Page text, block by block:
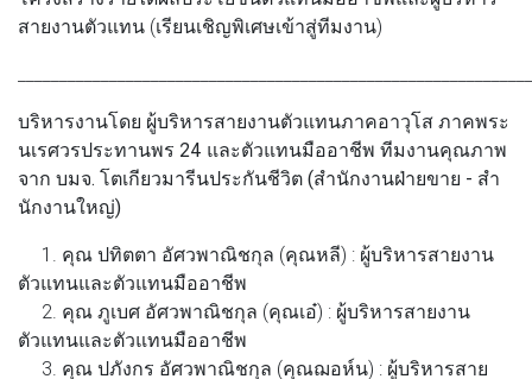
สายงานตัวแทน (เรียนเชิญพิเศษเข้าสู่ทีมงาน)
บริหารงานโดย ผู้บริหารสายงานตัวแทนภาคอาวุโส ภาคพระ
นเรศวรประทานพร 24 และตัวแทนมืออาชีพ ทีมงานคุณภาพ
จาก บมจ. โตเกียวมารีนประกันชีวิต (สํานักงานฝ่ายขาย - สํา
นักงานใหญ่)
1. คุณ ปทิตตา อัศวพาณิชกุล (คุณหลี) : ผู้บริหารสายงาน
ตัวแทนและตัวแทนมืออาชีพ
2. คุณ ภูเบศ อัศวพาณิชกุล (คุณเอ๋) : ผู้บริหารสายงาน
ตัวแทนและตัวแทนมืออาชีพ
3. คุณ ปภังกร อัศวพาณิชกุล (คุณฌอห์น) : ผู้บริหารสาย